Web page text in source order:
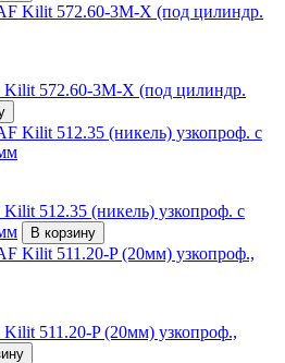
Kilit 572.60-3М-Х (под цилиндр.
512.35 (никель) узкопроф. с
В корзину
511.20-P (20мм) узкопроф.,